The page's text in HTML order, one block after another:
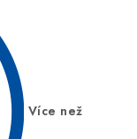
Více než